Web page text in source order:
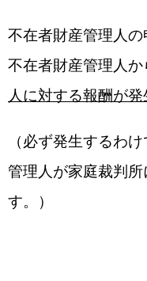
不在者財産管理人の
不在者財産管理人か
人に対する報酬が
（必ず発生するわ
管理人が家庭裁判
す。）